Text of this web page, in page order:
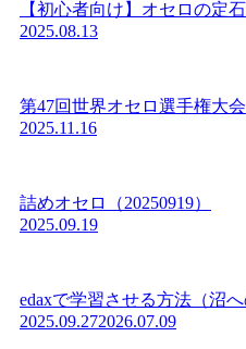
【初心者向け】オセロの定
2025.08.13
第47回世界オセロ選手権大
2025.11.16
詰めオセロ（20250919）
2025.09.19
edaxで学習させる方法（沼へ
2025.09.272026.07.09